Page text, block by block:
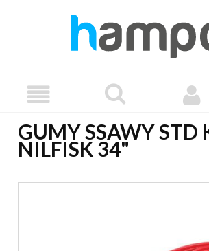
GUMY SSAWY STD
NILFISK 34"